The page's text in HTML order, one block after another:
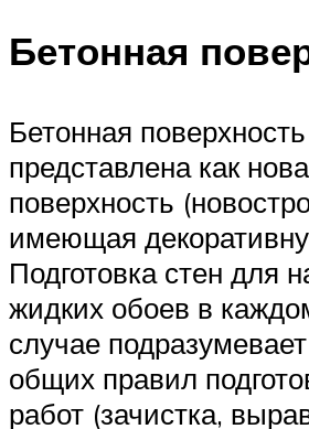
Бетонная
Бетонная
представлена как
поверхность
имеющая
Подготовка стен для
жидких обоев в
случае
общих правил
работ (зачистка,